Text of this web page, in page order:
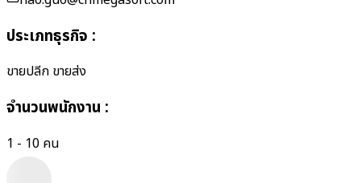
ประเภทธุรกิจ :
ขายปลีก ขายส่ง
จำนวนพนักงาน :
1 - 10 คน